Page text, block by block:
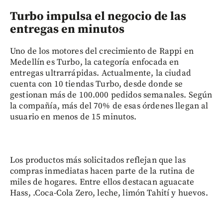
Turbo impulsa el negocio de las
entregas en minutos
Uno de los motores del crecimiento de Rappi en
Medellín es Turbo, la categoría enfocada en
entregas ultrarrápidas. Actualmente, la ciudad
cuenta con 10 tiendas Turbo, desde donde se
gestionan más de 100.000 pedidos semanales. Según
la compañía, más del 70% de esas órdenes llegan al
usuario en menos de 15 minutos.
Los productos más solicitados reflejan que las
compras inmediatas hacen parte de la rutina de
miles de hogares. Entre ellos destacan aguacate
Hass, .Coca-Cola Zero, leche, limón Tahití y huevos.